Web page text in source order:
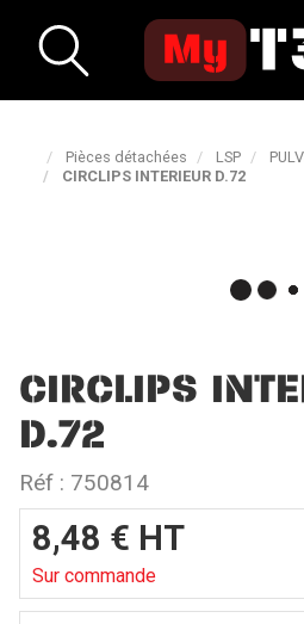
Pièces détachées LSP
CIRCLIPS INTERIEUR D.72
CIRCLIPS
D.72
Réf : 750814
8,48 € HT
Sur commande